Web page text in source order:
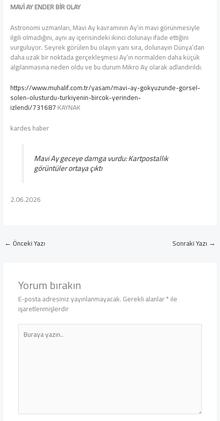
MAVİ AY ENDER BİR OLAY
Astronomi uzmanları, Mavi Ay kavramının Ay’ın mavi görünmesiyle
ilgili olmadığını, aynı ay içerisindeki ikinci dolunayı ifade ettiğini
vurguluyor. Seyrek görülen bu olayın yanı sıra, dolunayın Dünya’dan
daha uzak bir noktada gerçekleşmesi Ay’ın normalden daha küçük
algılanmasına neden oldu ve bu durum Mikro Ay olarak adlandırıldı.
https://www.muhalif.com.tr/yasam/mavi-ay-gokyuzunde-gorsel-
solen-olusturdu-turkiyenin-bircok-yerinden-
izlendi/731687KAYNAK
kardes haber
Mavi Ay geceye damga vurdu: Kartpostallık
görüntüler ortaya çıktı
2.06.2026
← Önceki Yazı Sonraki Yazı →
Yorum bırakın
E-posta adresiniz yayınlanmayacak.Gerekli alanlar*ile
işaretlenmişlerdir
Buraya
yazın..